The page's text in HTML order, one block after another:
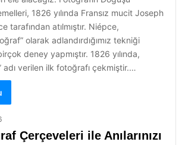
1826 yılında Fransız mucit Joseph
tarafından atılmıştır. Niépce,
olarak adlandırdığımız tekniği
deney yapmıştır. 1826 yılında,
adı verilen ilk fotoğrafı çekmiştir.…
Çerçeveleri ile Anılarınızı